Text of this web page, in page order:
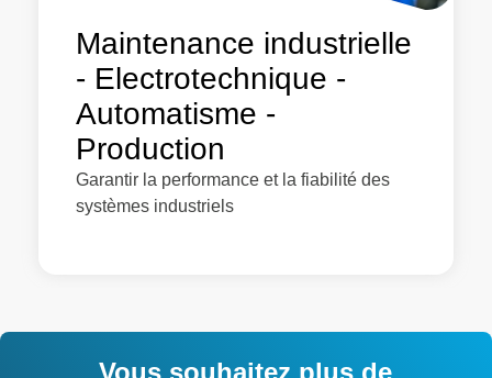
Maintenance industrielle
- Electrotechnique -
Automatisme -
Production
Garantir la performance et la fiabilité des
systèmes industriels